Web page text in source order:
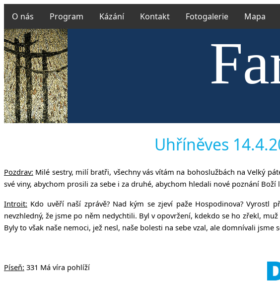
O nás Program Kázání Kontakt Fotogalerie Mapa
v
Uhříněves
Pozdrav: Milé sestry, milí bratři, všechny vás vítám na bohoslužbách na Velký
své viny, abychom prosili za sebe i za druhé, abychom hledali nové poznání
Introit: Kdo uvěří naší zprávě? Nad kým se zjeví paže Hospodinova?
nevzhledný, že jsme po něm nedychtili. Byl v opovržení, kdekdo se ho zřekl,
Byly to však naše nemoci, jež nesl, naše bolesti na sebe vzal, ale domnívali
Píseň: 331 Má víra pohlíží